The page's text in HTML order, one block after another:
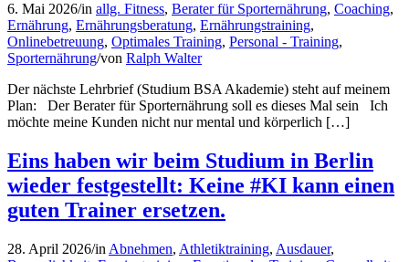
6. Mai 2026/in allg. Fitness, Berater für Sporternährung, Coaching,
Ernährung, Ernährungsberatung, Ernährungstraining,
Onlinebetreuung, Optimales Training, Personal - Training,
Sporternährung/von Ralph Walter
Der nächste Lehrbrief (Studium BSA Akademie) steht auf meinem
Plan: Der Berater für Sporternährung soll es dieses Mal sein Ich
möchte meine Kunden nicht nur mental und körperlich […]
Eins haben wir beim Studium in Berlin
wieder festgestellt: Keine #KI kann einen
guten Trainer ersetzen.
28. April 2026/in Abnehmen, Athletiktraining, Ausdauer,